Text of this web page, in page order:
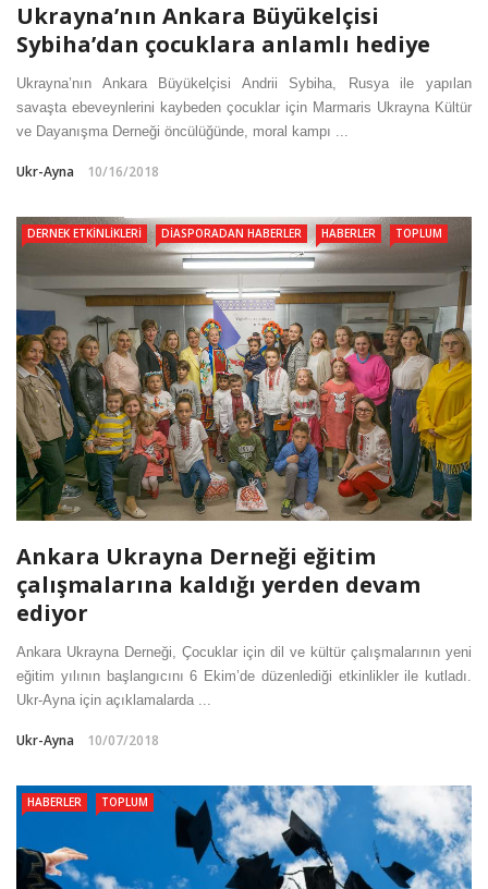
Ukrayna’nın Ankara Büyükelçisi
Sybiha’dan çocuklara anlamlı hediye
Ukrayna’nın Ankara Büyükelçisi Andrii Sybiha, Rusya ile yapılan
savaşta ebeveynlerini kaybeden çocuklar için Marmaris Ukrayna Kültür
ve Dayanışma Derneği öncülüğünde, moral kampı ...
Ukr-Ayna 10/16/2018
DERNEK ETKINLIKLERI DIASPORADAN HABERLER HABERLER TOPLUM
Ankara Ukrayna Derneği eğitim
çalışmalarına kaldığı yerden devam
ediyor
Ankara Ukrayna Derneği, Çocuklar için dil ve kültür çalışmalarının yeni
eğitim yılının başlangıcını 6 Ekim’de düzenlediği etkinlikler ile kutladı.
Ukr-Ayna için açıklamalarda ...
Ukr-Ayna 10/07/2018
HABERLER TOPLUM